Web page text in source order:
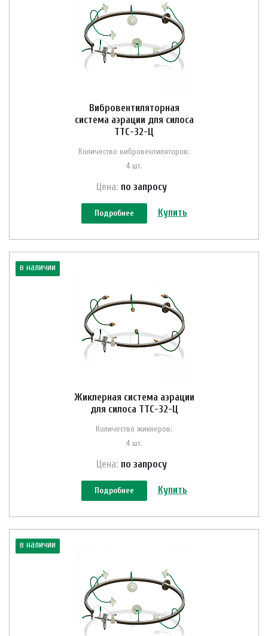
Вибровентиляторная
система аэрации для силоса
ТТС-32-Ц
Количество вибровентиляторов:
4 шт.
Цена: по запросу
Подробнее Купить
в наличии
Жиклерная система аэрации
для силоса ТТС-32-Ц
Количество жиклеров:
4 шт.
Цена: по запросу
Подробнее Купить
в наличии